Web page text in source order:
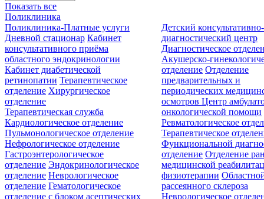
Показать все
Поликлиника
Поликлиника-Платные услуги
Дневной стационар Кабинет
консультативного приёма
областного эндокринологии
Кабинет диабетической
ретинопатии Терапевтическое
отделение Хирургическое
отделение
Детский консультативно-
диагностический центр
Диагностическое
Акушерско-
отделение Отделение
предварительных и
периодических
осмотровЦентр
онкологической помощи
Терапевтическая служба
Кардиологическое отделение
Пульмонологическое отделение
Нефрологическое отделение
Гастроэнтерологическое
отделение Эндокринологическое
отделение Неврологическое
отделение Гематологическое
отделение c блоком асептических
Ревматологическое
Терапевтическое
Функциональной
отделение Отделение
медицинской
физиотерапии
рассеянного склероза
Неврологическое